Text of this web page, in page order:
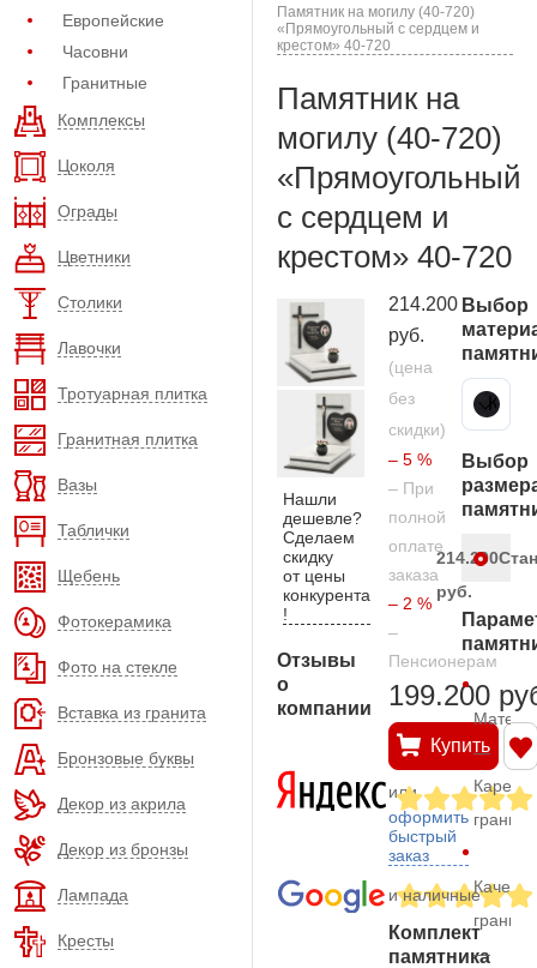
Европейские
Часовни
Гранитные
Комплексы
Цоколя
Ограды
Цветники
Столики
Лавочки
Тротуарная плитка
Гранитная плитка
Вазы
Таблички
Щебень
Фотокерамика
Фото на стекле
Вставка из гранита
Бронзовые буквы
Декор из акрила
Декор из бронзы
Лампада
Кресты
Памятник на могилу (40-720)
«Прямоугольный с сердцем и
крестом» 40-720
Памятник на
могилу (40-720)
«Прямоугольный
с сердцем и
крестом» 40-720
Нашли
дешевле?
Сделаем
скидку
от цены
конкурента
!
Отзывы
о
компании
214.200
руб.
(цена
без
скидки)
– 5 %
– При
полной
оплате
заказа
– 2 %
–
Пенсионерам
199.200
Купить
или
оформить
быстрый
заказ
и наличные
Комплект
памятника
Выбор
Карельский гранит
Выбор
214.200
руб.
—
гранит
гранита
—